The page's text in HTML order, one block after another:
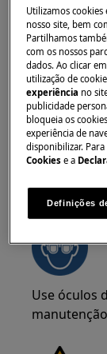
mais
los. Utilize
de
AVISO!
Use óculos
Utilizamos
nosso site, bem
Partilhamos
com os nossos
dados. Ao clicar
utilização de
experiência no
publicidade
bloqueia os
experiência de
disponibilizar.
Cookies e a
Definições